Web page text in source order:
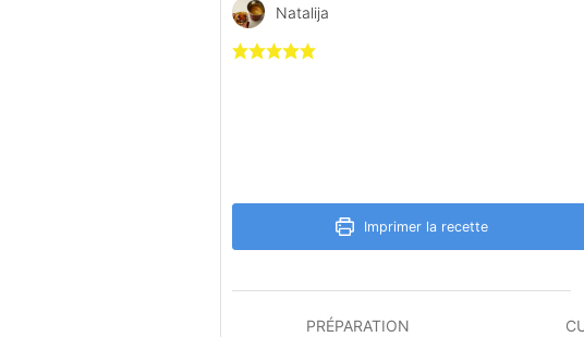
Natalija
Imprimer la recette
PRÉPARATION